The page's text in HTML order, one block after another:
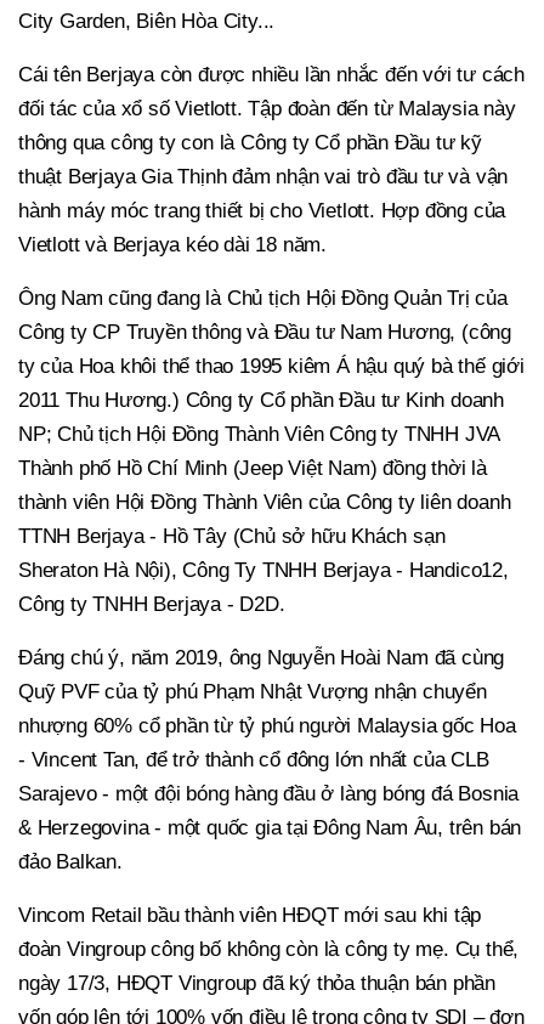
City Garden, Biên Hòa City...
Cái tên Berjaya còn được nhiều lần nhắc đến với tư cách
đối tác của xổ số Vietlott. Tập đoàn đến từ Malaysia này
thông qua công ty con là Công ty Cổ phần Đầu tư kỹ
thuật Berjaya Gia Thịnh đảm nhận vai trò đầu tư và vận
hành máy móc trang thiết bị cho Vietlott. Hợp đồng của
Vietlott và Berjaya kéo dài 18 năm.
Ông Nam cũng đang là Chủ tịch Hội Đồng Quản Trị của
Công ty CP Truyền thông và Đầu tư Nam Hương, (công
ty của Hoa khôi thể thao 1995 kiêm Á hậu quý bà thế giới
2011 Thu Hương.) Công ty Cổ phần Đầu tư Kinh doanh
NP; Chủ tịch Hội Đồng Thành Viên Công ty TNHH JVA
Thành phố Hồ Chí Minh (Jeep Việt Nam) đồng thời là
thành viên Hội Đồng Thành Viên của Công ty liên doanh
TTNH Berjaya - Hồ Tây (Chủ sở hữu Khách sạn
Sheraton Hà Nội), Công Ty TNHH Berjaya - Handico12,
Công ty TNHH Berjaya - D2D.
Đáng chú ý, năm 2019, ông Nguyễn Hoài Nam đã cùng
Quỹ PVF của tỷ phú Phạm Nhật Vượng nhận chuyển
nhượng 60% cổ phần từ tỷ phú người Malaysia gốc Hoa
- Vincent Tan, để trở thành cổ đông lớn nhất của CLB
Sarajevo - một đội bóng hàng đầu ở làng bóng đá Bosnia
& Herzegovina - một quốc gia tại Đông Nam Âu, trên bán
đảo Balkan.
Vincom Retail bầu thành viên HĐQT mới sau khi tập
đoàn Vingroup công bố không còn là công ty mẹ. Cụ thể,
ngày 17/3, HĐQT Vingroup đã ký thỏa thuận bán phần
vốn góp lên tới 100% vốn điều lệ trong công ty SDI – đơn